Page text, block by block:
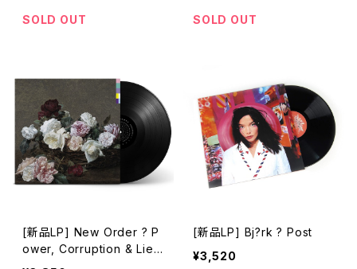
SOLD OUT
SOLD OUT
[新品LP] New Order ? P
ower, Corruption & Lies
(180g)
[新品LP] Bj?rk ? Post
¥3,520